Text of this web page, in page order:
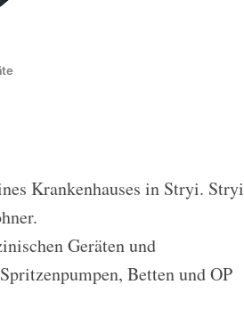
Krankenhauses in Stryi. Stryi
Geräten und
Betten und OP